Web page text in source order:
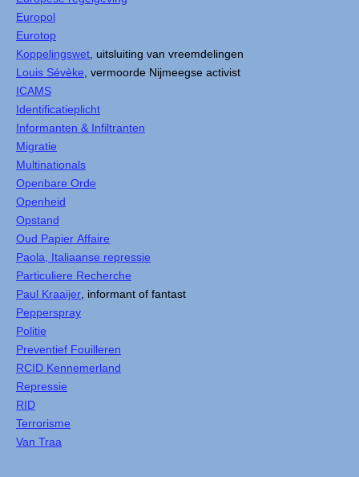
Europol
Eurotop
Koppelingswet , uitsluiting van vreemdelingen
Louis Sévèke , vermoorde Nijmeegse activist
ICAMS
Identificatieplicht
Informanten & Infiltranten
Migratie
Multinationals
Openbare Orde
Openheid
Opstand
Oud Papier Affaire
Paola, Italiaanse repressie
Particuliere Recherche
Paul Kraaijer , informant of fantast
Pepperspray
Politie
Preventief Fouilleren
RCID Kennemerland
Repressie
RID
Terrorisme
Van Traa